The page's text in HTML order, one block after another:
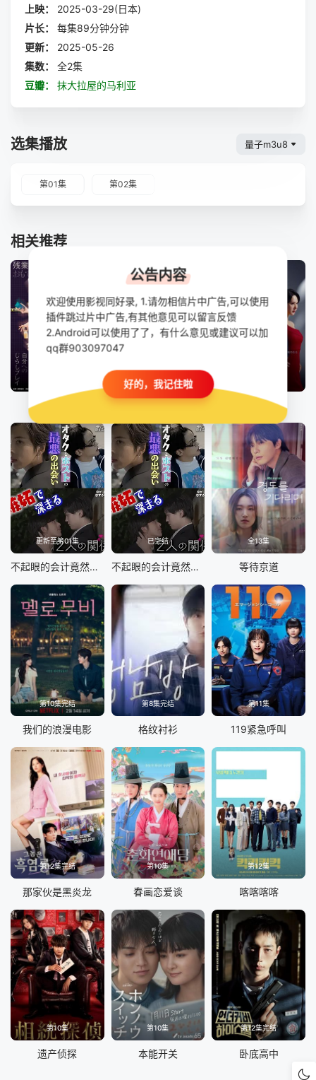
上映：
2025-03-29(日本)
片长：
每集89分钟分钟
更新：
2025-05-26
集数：
全2集
豆瓣：
抹大拉屋的马利亚
选集播放 量子m3u8
第01集 第02集
相关推荐
社畜人薮
已完结
另一个蜡笔小新 茶壶家族登场了喔～！第一季 第一个男人
更新至第01集
不起眼的会计竟然是牛郎第二季
已完结
不起眼的会计竟然是牛郎
全13集
等待京道
第10集完结
我们的浪漫电影
第8集完结
格纹衬衫
第11集
119紧急呼叫
第12集完结
那家伙是黑炎龙
第10集
春画恋爱谈
第12集
喀喀喀喀
第10集
遗产侦探
第10集
本能开关
第12集完结
卧底高中
公告内容
欢迎使用影视同好录, 1.请勿相信片中广告,可以使用
插件跳过片中广告,有其他意见可以留言反馈
2.Android可以使用了了，有什么意见或建议可以加
qq群903097047
好的，我记住啦